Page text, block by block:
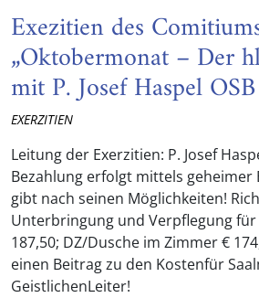
Exezitien des
„Oktobermonat – Der
mit P. Josef Haspel OSB
EXERZITIEN
Leitung der Exerzitien: P. Josef
Bezahlung erfolgt mittels geheimer
gibt nach seinen Möglichkeiten!
Unterbringung und Verpflegung für
187,50; DZ/Dusche im Zimmer €
einen Beitrag zu den Kostenfür
GeistlichenLeiter!